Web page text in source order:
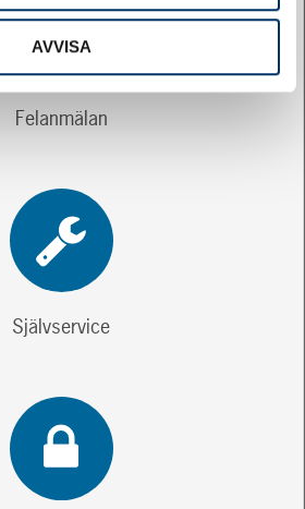
AVVISA
Felanmälan
Självservice